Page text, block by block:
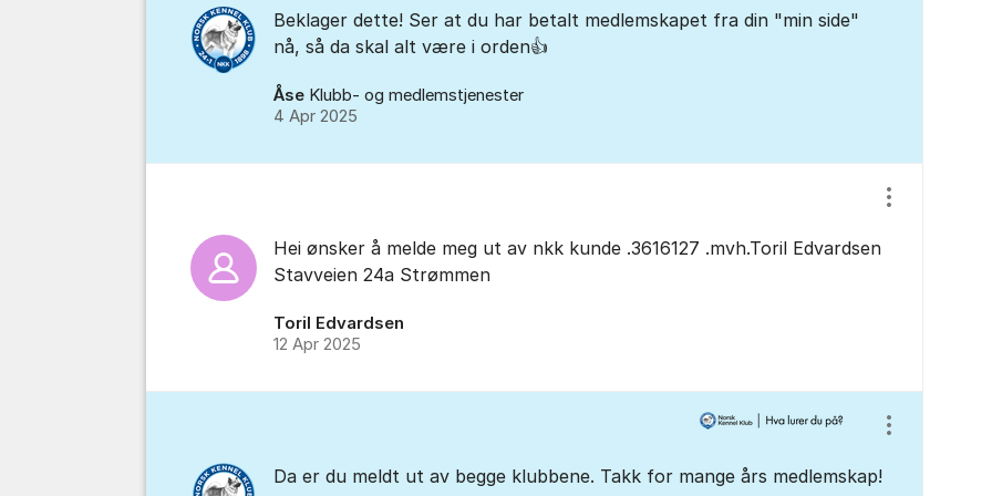
Beklager dette! Ser at du har betalt medlemskapet fra din "min side"
nå, så da skal alt være i orden👍
Åse Klubb- og medlemstjenester
4 Apr 2025
Hei ønsker å melde meg ut av nkk kunde .3616127 .mvh.Toril Edvardsen
Stavveien 24a Strømmen
Toril Edvardsen
12 Apr 2025
Vis/skjul
Da er du meldt ut av begge klubbene. Takk for mange års medlemskap!
Vis/skjul